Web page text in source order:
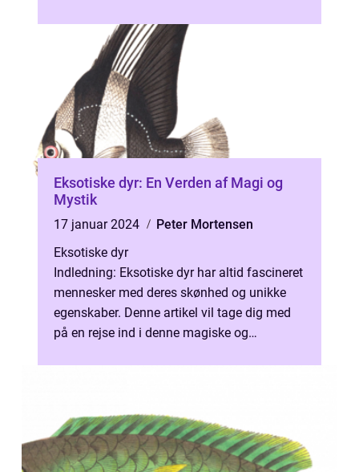
Eksotiske dyr: En Verden af Magi og
Mystik
17 januar 2024
Peter Mortensen
Eksotiske dyr
Indledning: Eksotiske dyr har altid fascineret
mennesker med deres skønhed og unikke
egenskaber. Denne artikel vil tage dig med
på en rejse ind i denne magiske og